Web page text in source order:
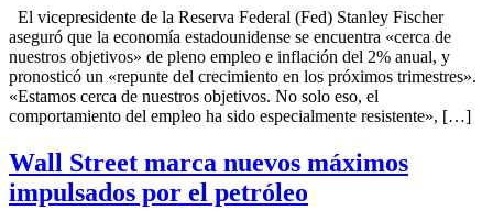
El vicepresidente de la Reserva Federal (Fed) Stanley Fischer
aseguró que la economía estadounidense se encuentra «cerca de
nuestros objetivos» de pleno empleo e inflación del 2% anual, y
pronosticó un «repunte del crecimiento en los próximos trimestres».
«Estamos cerca de nuestros objetivos. No solo eso, el
comportamiento del empleo ha sido especialmente resistente», […]
Wall Street marca nuevos máximos
impulsados por el petróleo